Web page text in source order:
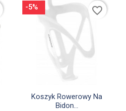
Szybki podgląd
Koszyk Rowerowy Na
Bidon...
-5% favorite_border